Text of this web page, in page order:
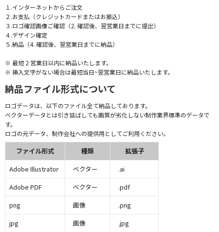
１.インターネットからご注文
２.お支払（クレジットカードまたはお振込）
３.ロゴ確認画像ご確認（2. 確認後、翌営業日までに提出）
４.デザイン確定
５.納品（4. 確認後、翌営業日までに納品）
※ 最短 2 営業日以内に納品いたします。
※ 挿入文字がない場合は最短当日~翌営業日に納品いたします。
納品ファイル形式について
ロゴデータは、以下のファイル全て納品しております。
ベクターデータとは引き延ばしても画質が劣化しない制作業界標準のデータで
す。
ロゴの元データ、制作会社への提供用としてご利用ください。
ファイル形式 種類
拡張子
Adobe Illustrator
ベクター
.ai
Adobe PDF
ベクター
.pdf
png
画像
.png
jpg
画像
.jpg